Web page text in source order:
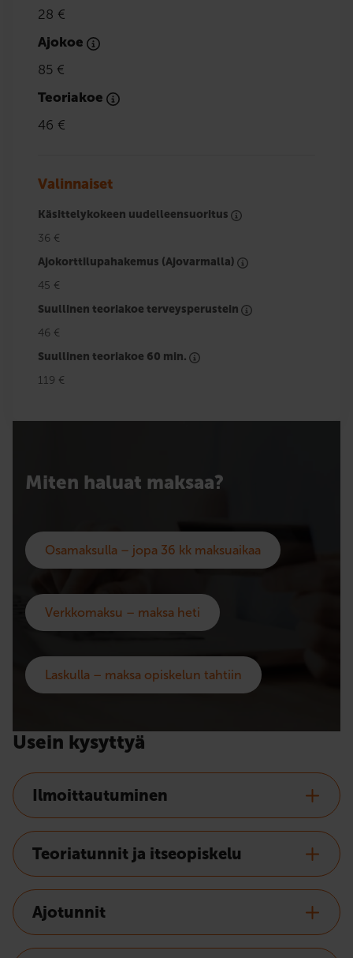
28 €
Ajokoe
85 €
Teoriakoe
46 €
Valinnaiset
Käsittelykokeen uudelleensuoritus
36 €
Ajokorttilupahakemus (Ajovarmalla)
45 €
Suullinen teoriakoe terveysperustein
46 €
Suullinen teoriakoe 60 min.
119 €
Miten haluat maksaa?
Osamaksulla – jopa 36 kk maksuaikaa
Verkkomaksu – maksa heti
Laskulla – maksa opiskelun tahtiin
Usein kysyttyä
Ilmoittautuminen
Teoriatunnit ja itseopiskelu
Ajotunnit